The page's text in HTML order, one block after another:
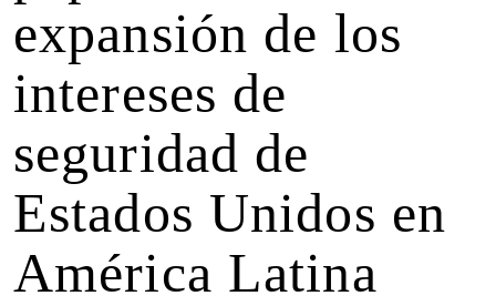
expansión de los
intereses de
seguridad de
Estados Unidos en
América Latina